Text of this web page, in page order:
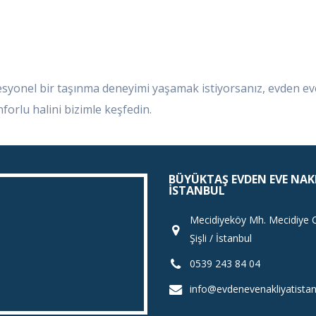
bir taşınma deneyimi yaşamak istiyorsanız, evden
halini bizimle keşfedin.
BÜYÜKTAŞ EVDEN EVE
İSTANBUL
Mecidiyeköy Mh. Mecidiye
Şişli / İstanbul
0539 243 84 04